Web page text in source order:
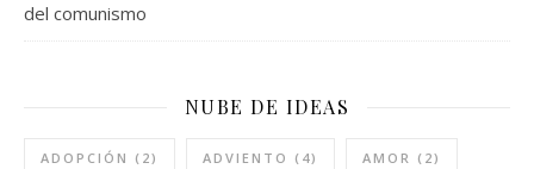
del comunismo
NUBE DE IDEAS
ADOPCIÓN (2) ADVIENTO (4) AMOR (2)